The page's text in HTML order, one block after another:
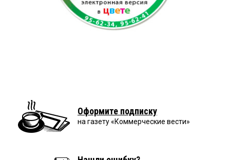
Оформите подписку
на газету «Коммерческие вести»